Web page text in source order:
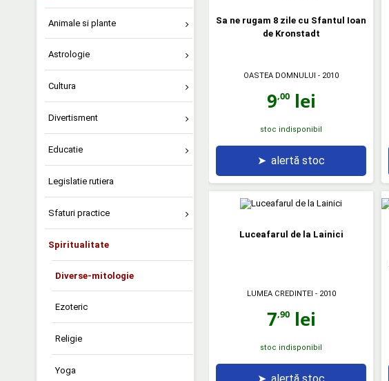
Animale si plante
Astrologie
Cultura
Divertisment
Educatie
Legislatie rutiera
Sfaturi practice
Spiritualitate
Diverse-mitologie
Ezoteric
Religie
Yoga
Sa ne rugam 8 zile cu Sfantul Ioan
de Kronstadt
OASTEA DOMNULUI - 2010
9,00lei
stoc indisponibil
➤ alertă stoc
Luceafarul de la Lainici
LUMEA CREDINTEI - 2010
7,90lei
stoc indisponibil
➤ alertă stoc